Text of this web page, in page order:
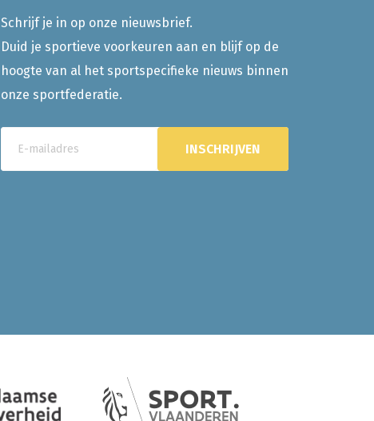
Schrijf je in op onze nieuwsbrief.
Duid je sportieve voorkeuren aan en blijf op de
hoogte van al het sportspecifieke nieuws binnen
onze sportfederatie.